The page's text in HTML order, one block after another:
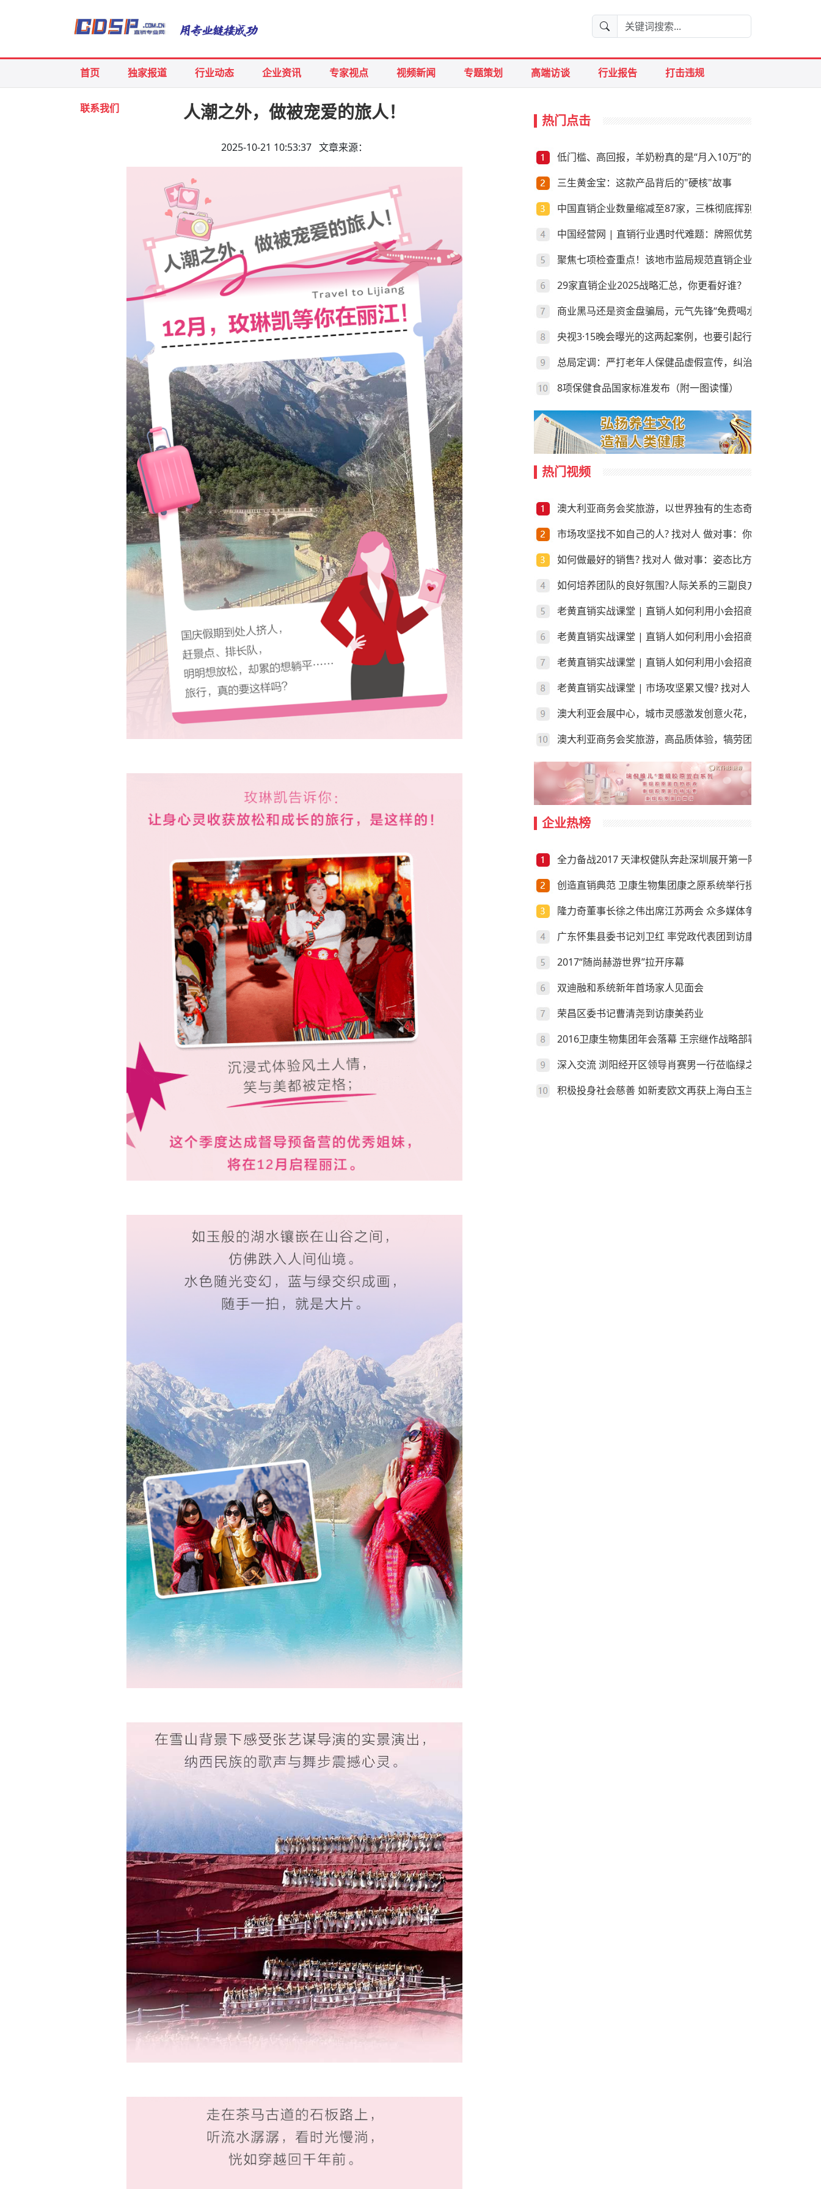
首页 独家报道 行业动态 企业资讯 专家视点 视频新闻 专题策划 高端访谈 行业报告 打击违规
联系我们 人潮之外，做被宠爱的旅人！
2025-10-21 10:53:37 文章来源：
热门点击
低门槛、高回报，羊奶粉真的是“月入10万”的好生意？
三生黄金宝：这款产品背后的"硬核"故事
中国直销企业数量缩减至87家，三株彻底挥别直销
中国经营网 | 直销行业遇时代难题：牌照优势是否尚存
聚焦七项检查重点！该地市监局规范直销企业经营行为
29家直销企业2025战略汇总，你更看好谁？
商业黑马还是资金盘骗局，元气先锋“免费喝水赚钱”靠谱吗？
央视3·15晚会曝光的这两起案例，也要引起行业的足够重视
总局定调：严打老年人保健品虚假宣传，纠治违规异地执法
8项保健食品国家标准发布（附一图读懂）
热门视频
澳大利亚商务会奖旅游，以世界独有的生态奇观与前沿商务
市场攻坚找不如自己的人? 找对人 做对事：你需要“向上”推荐
如何做最好的销售? 找对人 做对事：姿态比方法更重要!
如何培养团队的良好氛围?人际关系的三副良方和三副毒药！
老黄直销实战课堂 | 直销人如何利用小会招商和销售？第三
老黄直销实战课堂 | 直销人如何利用小会招商和销售？第二
老黄直销实战课堂 | 直销人如何利用小会招商和销售？第一
老黄直销实战课堂 | 市场攻坚累又慢? 找对人 做对事：学会
澳大利亚会展中心，城市灵感激发创意火花，尽享“澳”世之美
澳大利亚商务会奖旅游，高品质体验，犒劳团队的“玩”美之地
企业热榜
全力备战2017 天津权健队奔赴深圳展开第一阶段冬训
创造直销典范 卫康生物集团康之原系统举行授旗仪式
隆力奇董事长徐之伟出席江苏两会 众多媒体争相采访
广东怀集县委书记刘卫红 率党政代表团到访康美药业
2017“随尚赫游世界”拉开序幕
双迪融和系统新年首场家人见面会
荣昌区委书记曹清尧到访康美药业
2016卫康生物集团年会落幕 王宗继作战略部署
深入交流 浏阳经开区领导肖赛男一行莅临绿之韵考察
积极投身社会慈善 如新麦欧文再获上海白玉兰纪念奖